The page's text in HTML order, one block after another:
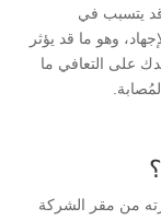
قد يتسبب في
وهو ما قد يؤثر
على التعافي ما
من مقر الشركة